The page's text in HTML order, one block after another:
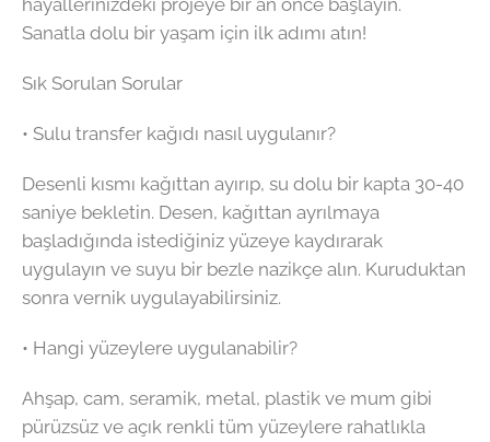
Sanatla dolu bir yaşam için ilk adımı atın!
Sık Sorulan Sorular
• Sulu transfer kağıdı nasıl uygulanır?
Desenli kısmı kağıttan ayırıp, su dolu bir kapta 30-40
saniye bekletin. Desen, kağıttan ayrılmaya
başladığında istediğiniz yüzeye kaydırarak
uygulayın ve suyu bir bezle nazikçe alın. Kuruduktan
sonra vernik uygulayabilirsiniz.
• Hangi yüzeylere uygulanabilir?
Ahşap, cam, seramik, metal, plastik ve mum gibi
pürüzsüz ve açık renkli tüm yüzeylere rahatlıkla